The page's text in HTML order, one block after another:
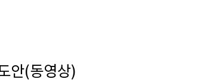
안(동영상)